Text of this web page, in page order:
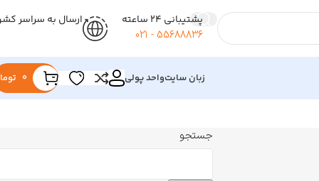
پشتیبانی 24 ساعته
55688836 - 021
ارسال به سراسر
زبان سایتواحد پولی 0
جستجو